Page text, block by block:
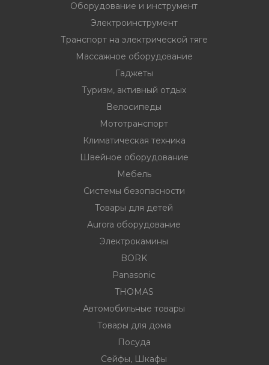
Оборудование и инструмент
Электроинструмент
Транспорт на электрической тяге
Массажное оборудование
Гаджеты
Туризм, активный отдых
Велосипеды
Мототранспорт
Климатическая техника
Швейное оборудование
Мебель
Системы безопасности
Товары для детей
Aurora оборудование
Электрокамины
BORK
Panasonic
THOMAS
Автомобильные товары
Товары для дома
Посуда
Сейфы, Шкафы